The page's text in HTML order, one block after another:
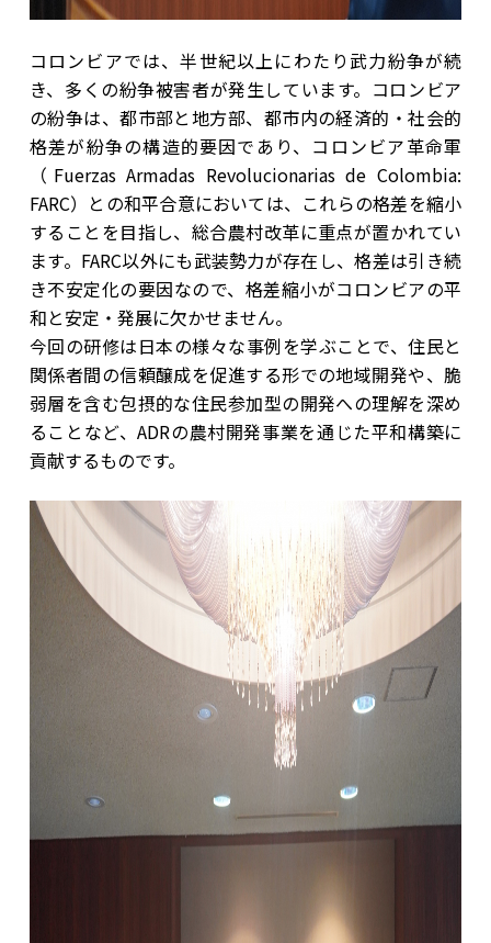
コロンビアでは、半世紀以上にわたり武力紛争が続
き、多くの紛争被害者が発生しています。コロンビア
の紛争は、都市部と地方部、都市内の経済的・社会的
格差が紛争の構造的要因であり、コロンビア革命軍
（Fuerzas Armadas Revolucionarias de Colombia:
FARC）との和平合意においては、これらの格差を縮小
することを目指し、総合農村改革に重点が置かれてい
ます。FARC以外にも武装勢力が存在し、格差は引き続
き不安定化の要因なので、格差縮小がコロンビアの平
和と安定・発展に欠かせません。
今回の研修は日本の様々な事例を学ぶことで、住民と
関係者間の信頼醸成を促進する形での地域開発や、脆
弱層を含む包摂的な住民参加型の開発への理解を深め
ることなど、ADRの農村開発事業を通じた平和構築に
貢献するものです。